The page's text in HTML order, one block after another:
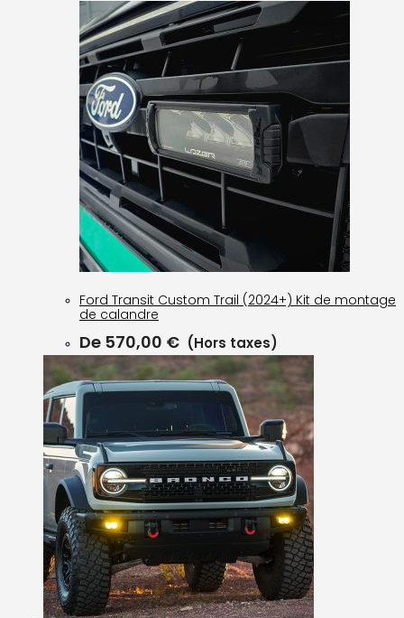
Ford Transit Custom Trail (2024+) Kit de montage
de calandre
De 570,00 € (Hors taxes)